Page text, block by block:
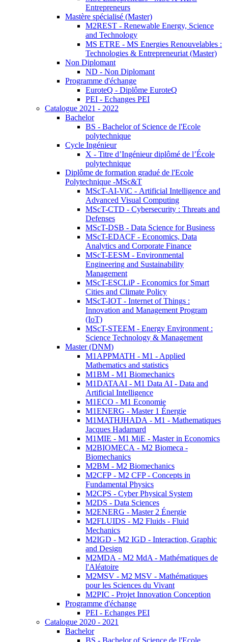
Entrepreneurs
Mastère spécialisé (Master)
M2REST - Renewable Energy, Science
and Technology
MS ETRE - MS Energies Renouvelables :
Technologies & Entrepreneuriat (Master)
Non Diplomant
ND - Non Diplomant
Programme d'échange
EuroteQ - Diplôme EuroteQ
PEI - Echanges PEI
Catalogue 2021 - 2022
Bachelor
BS - Bachelor of Science de l'Ecole
polytechnique
Cycle Ingénieur
X - Titre d’Ingénieur diplômé de l’École
polytechnique
Diplôme de formation gradué de l'Ecole
Polytechnique -MSc&T
MScT-AI-ViC - Artificial Intelligence and
Advanced Visual Computing
MScT-CTD - Cybersecurity : Threats and
Defenses
MScT-DSB - Data Science for Business
MScT-EDACF - Economics, Data
Analytics and Corporate Finance
MScT-EESM - Environmental
Engineering and Sustainability
Management
MScT-ESCLiP - Economics for Smart
Cities and Climate Policy
MScT-IOT - Internet of Things :
Innovation and Management Program
(IoT)
MScT-STEEM - Energy Environment :
Science Technology & Management
Master (DNM)
M1APPMATH - M1 - Applied
Mathematics and statistics
M1BM - M1 Biomechanics
M1DATAAI - M1 Data AI - Data and
Artificial Intelligence
M1ECO - M1 Economie
M1ENERG - Master 1 Énergie
M1MATHJHADA - M1 - Mathematiques
Jacques Hadamard
M1MIE - M1 MiE - Master in Economics
M2BIOMECA - M2 Biomeca -
Biomechanics
M2BM - M2 Biomechanics
M2CFP - M2 CFP - Concepts in
Fundamental Physics
M2CPS - Cyber Physical System
M2DS - Data Sciences
M2ENERG - Master 2 Énergie
M2FLUIDS - M2 Fluids - Fluid
Mechanics
M2IGD - M2 IGD - Interaction, Graphic
and Design
M2MDA - M2 MdA - Mathématiques de
l'Aléatoire
M2MSV - M2 MSV - Mathématiques
pour les Sciences du Vivant
M2PIC - Projet Innovation Conception
Programme d'échange
PEI - Echanges PEI
Catalogue 2020 - 2021
Bachelor
BS - Bachelor of Science de l'Ecole